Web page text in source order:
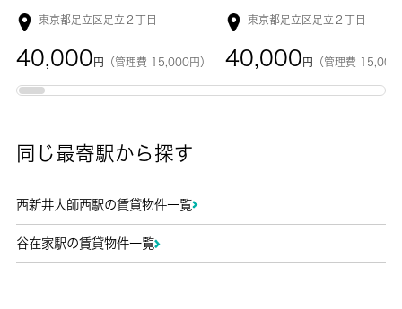
東京都足立区足立２丁目
40,000 円 （管理費 15,000円）
東京都足立区足立２丁目
40,000 円 （管理費 15,000
同じ最寄駅から探す
西新井大師西駅の賃貸物件一覧
谷在家駅の賃貸物件一覧